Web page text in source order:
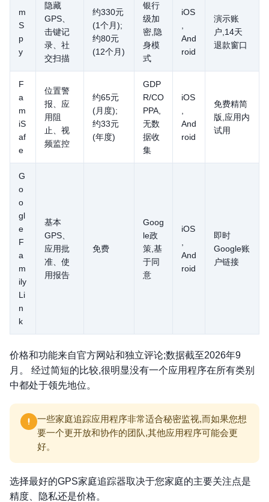
m
S
p
y
隐藏
GPS、
击键记
录、社
交扫描
约330元
(1个月);
约80元
(12个月)
银行
级加
密,隐
身模
式
iOS
And
roid
演示账
户,14天
退款窗口
F
a
m
iS
af
e
位置警
报、应
用阻
止、视
频监控
约65元
(月度);
约33元
(年度)
GDP
R/CO
PPA,
无数
据收
集
iOS
And
roid
免费精简
版,应用内
试用
G
o
o
gl
e
F
a
m
ily
Li
n
k
基本
GPS、
应用批
准、使
用报告
免费
Goog
le政
策,基
于同
意
iOS
And
roid
即时
Google账
户链接
价格和功能来自官方网站和独立评论;数据截至2026年9
月。 经过简短的比较,很明显没有一个应用程序在所有类别
中都处于领先地位。
一些家庭追踪应用程序非常适合秘密监视,而如果您想
要一个更开放和协作的团队,其他应用程序可能会更
好。
选择最好的GPS家庭追踪器取决于您家庭的主要关注点是
精度、隐私还是价格。